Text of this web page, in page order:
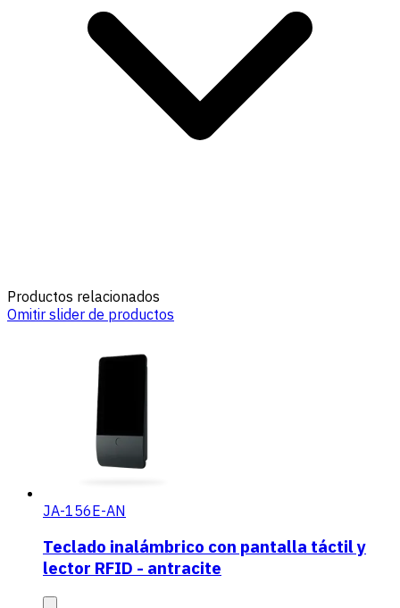
Productos relacionados
Omitir slider de productos
JA-156E-AN
Teclado inalámbrico con pantalla táctil y
lector RFID - antracite